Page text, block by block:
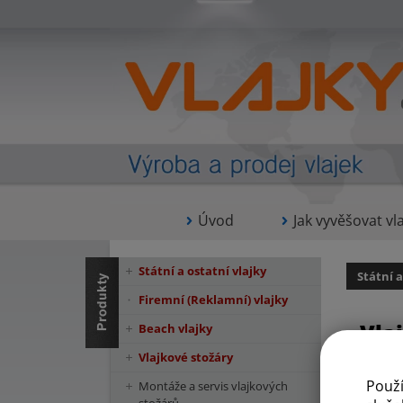
Úvod Jak vyvěšovat
Státní
Státní a ostatní vlajky
Firemní (Reklamní) vlajky
Beach vlajky
Vlajkové stožáry
Montáže a servis vlajkových